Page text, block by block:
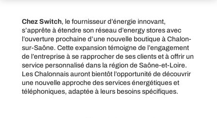
Chez Switch, le fournisseur d’énergie innovant,
s’apprête à étendre son réseau d’energy stores avec
l’ouverture prochaine d’une nouvelle boutique à Chalon-
sur-Saône. Cette expansion témoigne de l’engagement
de l’entreprise à se rapprocher de ses clients et à offrir un
service personnalisé dans la région de Saône-et-Loire.
Les Chalonnais auront bientôt l’opportunité de découvrir
une nouvelle approche des services énergétiques et
téléphoniques, adaptée à leurs besoins spécifiques.